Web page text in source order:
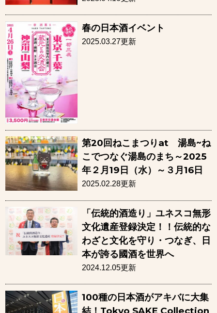
春の日本酒イベント
2025.03.27更新
第20回ねこまつりat 湯島~ね
こでつなぐ湯島のまち～2025
年２月19日（水）～３月16日
2025.02.28更新
「伝統的酒造り」ユネスコ無形
文化遺産登録決定！！伝統的な
わざと文化を守り・つなぎ、日
本が誇る國酒を世界へ
2024.12.05更新
100種の日本酒がアキバに大集